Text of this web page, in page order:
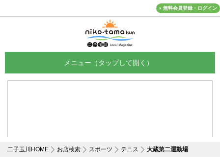
無料会員登録・ログイン
二子玉川HOME お店検索 スポーツ テニス 大蔵第二運動場
メニュー